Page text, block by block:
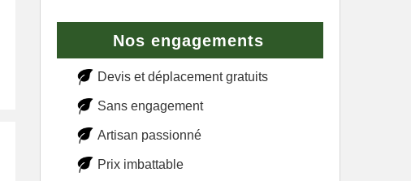
Nos engagements
Devis et déplacement gratuits
Sans engagement
Artisan passionné
Prix imbattable